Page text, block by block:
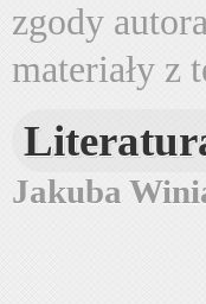
zgody
materiały z
Jakuba